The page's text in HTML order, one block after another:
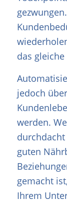
das
jedoch
werden.
guten
gemacht
Ihrem